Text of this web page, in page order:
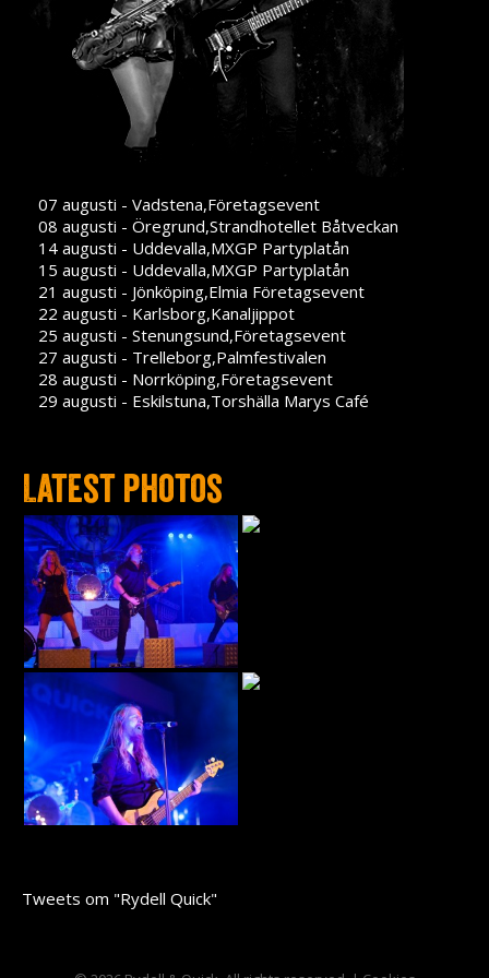
07 augusti - Vadstena,Företagsevent
08 augusti - Öregrund,Strandhotellet Båtveckan
14 augusti - Uddevalla,MXGP Partyplatån
15 augusti - Uddevalla,MXGP Partyplatån
21 augusti - Jönköping,Elmia Företagsevent
22 augusti - Karlsborg,Kanaljippot
25 augusti - Stenungsund,Företagsevent
27 augusti - Trelleborg,Palmfestivalen
28 augusti - Norrköping,Företagsevent
29 augusti - Eskilstuna,Torshälla Marys Café
Latest photos
Tweets om "Rydell Quick"